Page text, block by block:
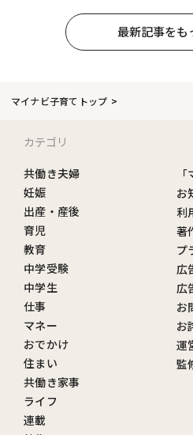
最新記事をも
マイナビ子育てトップ
カテゴリ
共働き夫婦
妊娠
出産・産後
育児
教育
中学受験
中学生
仕事
マネー
おでかけ
住まい
共働き家事
ライフ
連載
お
利
著
プ
広
広
お
お
運
監